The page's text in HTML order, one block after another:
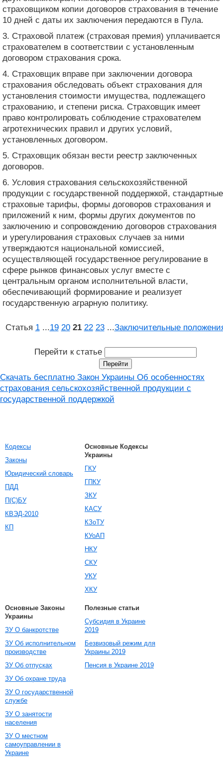
страховщиком копии договоров страхования в течение
10 дней с даты их заключения передаются в Пула.
3. Страховой платеж (страховая премия) уплачивается
страхователем в соответствии с установленным
договором страхования срока.
4. Страховщик вправе при заключении договора
страхования обследовать объект страхования для
установления стоимости имущества, подлежащего
страхованию, и степени риска. Страховщик имеет
право контролировать соблюдение страхователем
агротехнических правил и других условий,
установленных договором.
5. Страховщик обязан вести реестр заключенных
договоров.
6. Условия страхования сельскохозяйственной
продукции с государственной поддержкой, стандартные
страховые тарифы, формы договоров страхования и
приложений к ним, формы других документов по
заключению и сопровождению договоров страхования
и урегулирования страховых случаев за ними
утверждаются национальной комиссией,
осуществляющей государственное регулирование в
сфере рынков финансовых услуг вместе с
центральным органом исполнительной власти,
обеспечивающий формирование и реализует
государственную аграрную политику.
Статья 1 ...19 20 21 22 23 ...Заключительные
Перейти к статье
Скачать бесплатно Закон Украины Об особенностях
страхования сельскохозяйственной продукции с
государственной поддержкой
Кодексы
Законы
Юридический словарь
ПДД
П(С)БУ
КВЭД-2010
КП
Основные Кодексы
Украины
ГКУ
ГПКУ
ЗКУ
КАСУ
КЗоТУ
КУоАП
НКУ
СКУ
УКУ
ХКУ
Основные Законы
Украины
ЗУ О банкротстве
ЗУ Об исполнительном
производстве
ЗУ Об отпусках
ЗУ Об охране труда
ЗУ О государственной
службе
ЗУ О занятости
населения
ЗУ О местном
самоуправлении в
Украине
Полезные статьи
Субсидия в Украине
2019
Безвизовый режим для
Украины 2019
Пенсия в Украине 2019